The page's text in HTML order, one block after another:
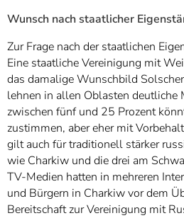
Wunsch nach staatlicher
Zur Frage nach der staatlichen
Eine staatliche Vereinigung mit
das damalige Wunschbild
lehnen in allen Oblasten deutliche
zwischen fünf und 25 Prozent
zustimmen, aber eher mit
gilt auch für traditionell stärker
wie Charkiw und die drei am
TV-Medien hatten in mehreren
und Bürgern in Charkiw vor dem
Bereitschaft zur Vereinigung mit